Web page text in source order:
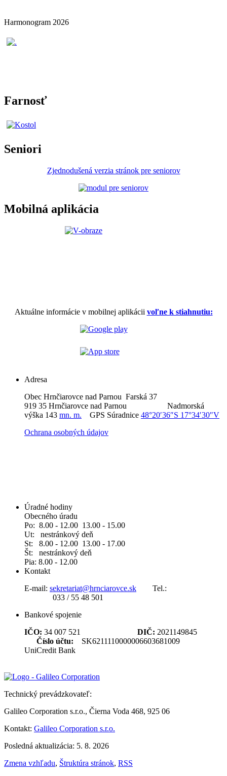
Harmonogram 2026
Farnosť
Seniori
Zjednodušená verzia stránok pre seniorov
Mobilná aplikácia
Aktuálne informácie v mobilnej aplikácii voľne k stiahnutiu:
Adresa
Obec Hrnčiarovce nad Parnou Farská 37
919 35 Hrnčiarovce nad Parnou Nadmorská
výška 143 mn. m. GPS Súradnice 48°20′36″S 17°34′30″V
Ochrana osobných údajov
Úradné hodiny
Obecného úradu
Po: 8.00 - 12.00 13.00 - 15.00
Ut: nestránkový deň
St: 8.00 - 12.00 13.00 - 17.00
Št: nestránkový deň
Pia: 8.00 - 12.00
Kontakt
E-mail: sekretariat@hrnciarovce.sk Tel.:
033 / 55 48 501
Bankové spojenie
IČO: 34 007 521 DIČ: 2021149845
Číslo účtu: SK6211110000006603681009
UniCredit Bank
Technický prevádzkovateľ:
Galileo Corporation s.r.o., Čierna Voda 468, 925 06
Kontakt: Galileo Corporation s.r.o.
Posledná aktualizácia: 5. 8. 2026
Zmena vzhľadu, Štruktúra stránok, RSS